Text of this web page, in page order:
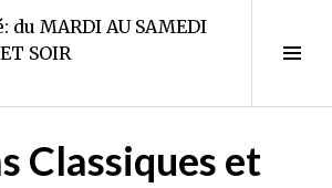
Arts
du MARDI AU SAMEDI
SOIR
Classiques et